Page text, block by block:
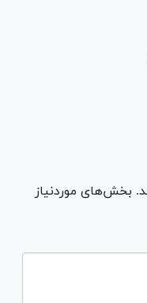
بخش‌های موردنیاز